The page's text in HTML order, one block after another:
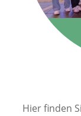
Hier finden